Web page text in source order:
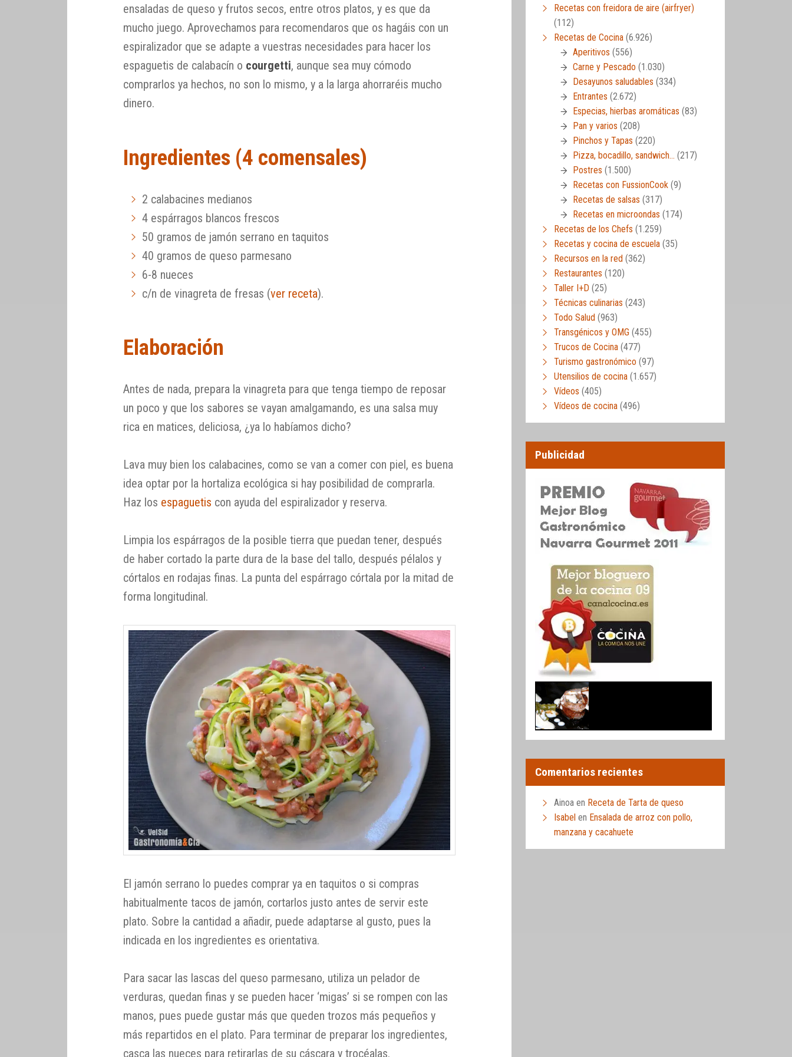
ensaladas de queso y frutos secos, entre otros platos, y es que da
mucho juego. Aprovechamos para recomendaros que os hagáis con un
espiralizador que se adapte a vuestras necesidades para hacer los
espaguetis de calabacín o courgetti, aunque sea muy cómodo
comprarlos ya hechos, no son lo mismo, y a la larga ahorraréis mucho
dinero.
Ingredientes (4 comensales)
2 calabacines medianos
4 espárragos blancos frescos
50 gramos de jamón serrano en taquitos
40 gramos de queso parmesano
6-8 nueces
c/n de vinagreta de fresas (ver receta).
Elaboración
Antes de nada, prepara la vinagreta para que tenga tiempo de reposar
un poco y que los sabores se vayan amalgamando, es una salsa muy
rica en matices, deliciosa, ¿ya lo habíamos dicho?
Lava muy bien los calabacines, como se van a comer con piel, es buena
idea optar por la hortaliza ecológica si hay posibilidad de comprarla.
Haz los espaguetis con ayuda del espiralizador y reserva.
Limpia los espárragos de la posible tierra que puedan tener, después
de haber cortado la parte dura de la base del tallo, después pélalos y
córtalos en rodajas finas. La punta del espárrago córtala por la mitad de
forma longitudinal.
El jamón serrano lo puedes comprar ya en taquitos o si compras
habitualmente tacos de jamón, cortarlos justo antes de servir este
plato. Sobre la cantidad a añadir, puede adaptarse al gusto, pues la
indicada en los ingredientes es orientativa.
Para sacar las lascas del queso parmesano, utiliza un pelador de
verduras, quedan finas y se pueden hacer ‘migas’ si se rompen con las
manos, pues puede gustar más que queden trozos más pequeños y
más repartidos en el plato. Para terminar de preparar los ingredientes,
casca las nueces para retirarlas de su cáscara y trocéalas.
Recetas con freidora de aire (airfryer)
(112)
Recetas de Cocina (6.926)
Aperitivos (556)
Carne y Pescado (1.030)
Desayunos saludables (334)
Entrantes (2.672)
Especias, hierbas aromáticas (83)
Pan y varios (208)
Pinchos y Tapas (220)
Pizza, bocadillo, sandwich… (217)
Postres (1.500)
Recetas con FussionCook (9)
Recetas de salsas (317)
Recetas en microondas (174)
Recetas de los Chefs (1.259)
Recetas y cocina de escuela (35)
Recursos en la red (362)
Restaurantes (120)
Taller I+D (25)
Técnicas culinarias (243)
Todo Salud (963)
Transgénicos y OMG (455)
Trucos de Cocina (477)
Turismo gastronómico (97)
Utensilios de cocina (1.657)
Vídeos (405)
Vídeos de cocina (496)
Publicidad
Comentarios recientes
Ainoa en Receta de Tarta de queso
Isabel en Ensalada de arroz con pollo,
manzana y cacahuete